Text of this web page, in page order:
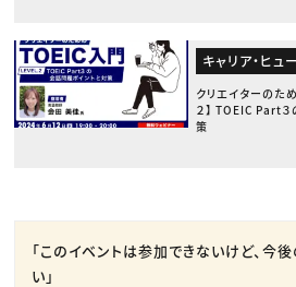
キャリア・ヒュ
クリエイターのた
２】 TOEIC Part
策
「このイベントは参加できないけど、今
い」